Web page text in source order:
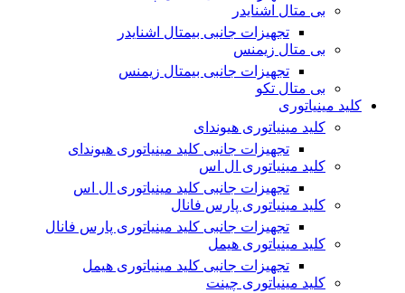
بی متال اشنایدر
تجهیزات جانبی بیمتال اشنایدر
بی متال زیمنس
تجهیزات جانبی بیمتال زیمنس
بی متال تکو
کلید مینیاتوری
کلید مینیاتوری هیوندای
تجهیزات جانبی کلید مینیاتوری هیوندای
کلید مینیاتوری ال اس
تجهیزات جانبی کلید مینیاتوری ال اس
کلید مینیاتوری پارس فانال
تجهیزات جانبی کلید مینیاتوری پارس فانال
کلید مینیاتوری هیمل
تجهیزات جانبی کلید مینیاتوری هیمل
کلید مینیاتوری چینت